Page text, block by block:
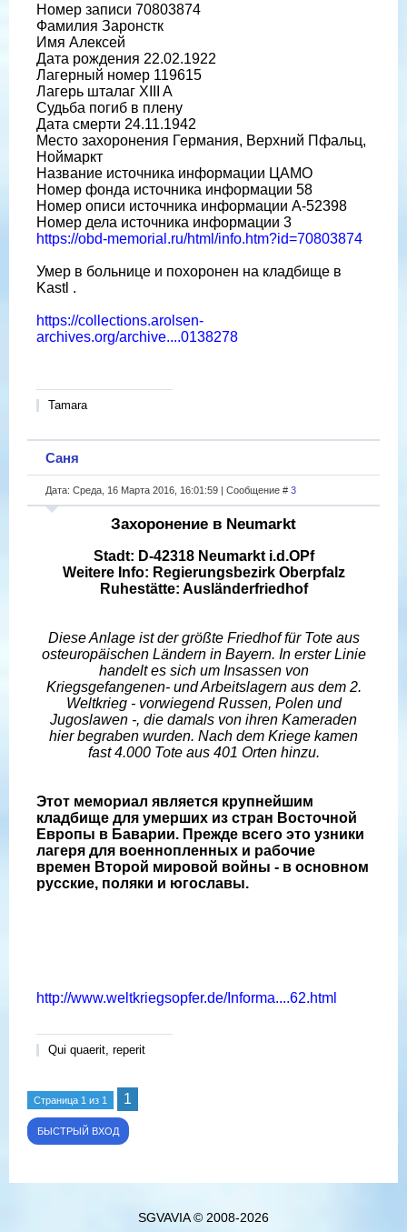
Номер записи 70803874
Фамилия Заронстк
Имя Алексей
Дата рождения 22.02.1922
Лагерный номер 119615
Лагерь шталаг XIII A
Судьба погиб в плену
Дата смерти 24.11.1942
Место захоронения Германия, Верхний Пфальц,
Ноймаркт
Название источника информации ЦАМО
Номер фонда источника информации 58
Номер описи источника информации A-52398
Номер дела источника информации 3
https://obd-memorial.ru/html/info.htm?id=70803874
Умер в больнице и похоронен на кладбище в
Kastl .
https://collections.arolsen-
archives.org/archive....0138278
Tamara
Саня
Дата: Среда, 16 Марта 2016, 16:01:59 | Сообщение # 3
Захоронение в Neumarkt
Stadt: D-42318 Neumarkt i.d.OPf
Weitere Info: Regierungsbezirk Oberpfalz
Ruhestätte: Ausländerfriedhof
Diese Anlage ist der größte Friedhof für Tote aus
osteuropäischen Ländern in Bayern. In erster Linie
handelt es sich um Insassen von
Kriegsgefangenen- und Arbeitslagern aus dem 2.
Weltkrieg - vorwiegend Russen, Polen und
Jugoslawen -, die damals von ihren Kameraden
hier begraben wurden. Nach dem Kriege kamen
fast 4.000 Tote aus 401 Orten hinzu.
Этот мемориал является крупнейшим
кладбище для умерших из стран Восточной
Европы в Баварии. Прежде всего это узники
лагеря для военнопленных и рабочие
времен Второй мировой войны - в основном
русские, поляки и югославы.
http://www.weltkriegsopfer.de/Informa....62.html
Qui quaerit, reperit
Страница 1 из 1 1
SGVAVIA © 2008-2026